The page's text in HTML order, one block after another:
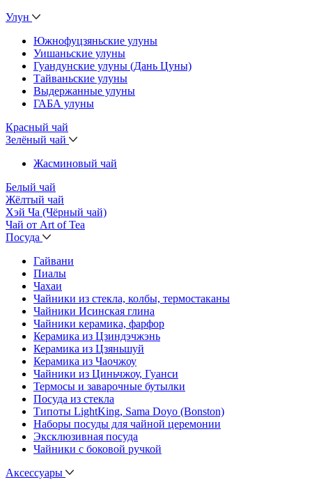
Улун
Южнофуцзяньские улуны
Уишаньские улуны
Гуандунские улуны (Дань Цуны)
Тайваньские улуны
Выдержанные улуны
ГАБА улуны
Красный чай
Зелёный чай
Жасминовый чай
Белый чай
Жёлтый чай
Хэй Ча (Чёрный чай)
Чай от Art of Tea
Посуда
Гайвани
Пиалы
Чахаи
Чайники из стекла, колбы, термостаканы
Чайники Исинская глина
Чайники керамика, фарфор
Керамика из Цзиндэчжэнь
Керамика из Цзяньшуй
Керамика из Чаочжоу
Чайники из Циньчжоу, Гуанси
Термосы и заварочные бутылки
Посуда из стекла
Типоты LightKing, Sama Doyo (Bonston)
Наборы посуды для чайной церемонии
Эксклюзивная посуда
Чайники с боковой ручкой
Аксессуары